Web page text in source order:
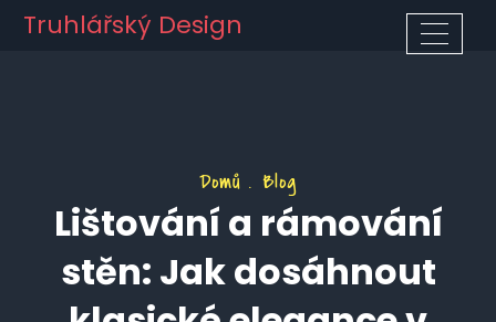
Truhlářský Design
Domů Blog
Lištování a rámování
stěn: Jak dosáhnout